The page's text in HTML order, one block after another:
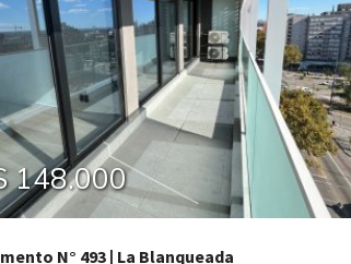
148.000
N° 493 | La Blanqueada
160.000